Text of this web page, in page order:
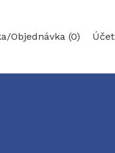
Objednávka (0) Účet